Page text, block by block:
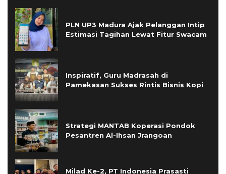
PLN UP3 Madura Ajak Pelanggan Intip
Estimasi Tagihan Lewat Fitur Swacam
Inspiratif, Guru Madrasah di
Pamekasan Sukses Rintis Bisnis Kopi
Strategi MANTAB Koperasi Pondok
Pesantren Al-Ihsan Jrangoan
Milad Ke-2, PT Indonesia Prasasti